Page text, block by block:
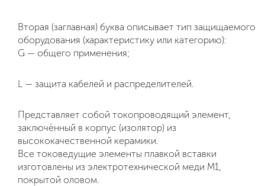
Вторая (заглавная) буква описывает тип защищаемого
оборудования (характеристику или категорию):
G — общего применения;
L — защита кабелей и распределителей.
Представляет собой токопроводящий элемент,
заключённый в корпус (изолятор) из
высококачественной керамики.
Все токоведущие элементы плавкой вставки
изготовлены из электротехнической меди М1,
покрытой оловом.